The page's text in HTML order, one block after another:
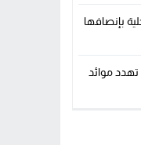
بإنصافها
العالم على صفيح الجوع موجة غلاء عالمية تهدد موائد